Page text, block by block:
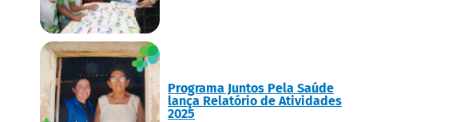
Programa Juntos Pela Saúde
lança Relatório de Atividades
2025